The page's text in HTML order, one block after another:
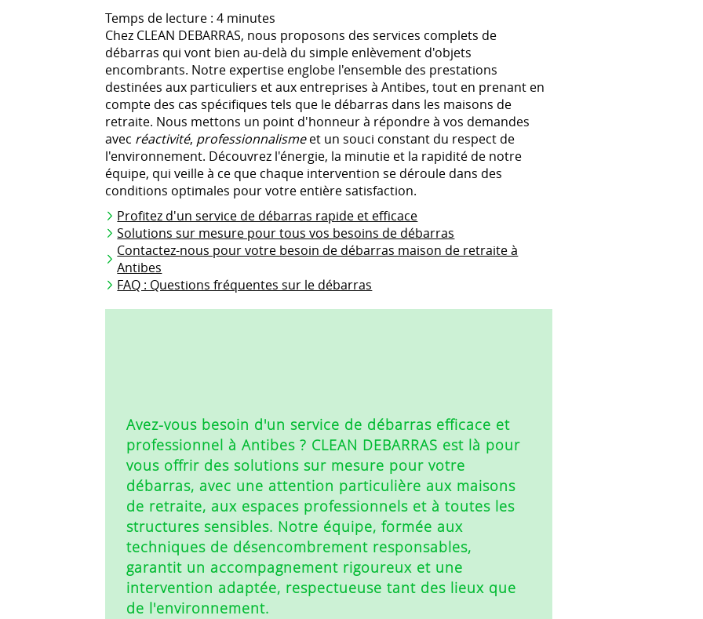
Temps de lecture : 4 minutes
Chez CLEAN DEBARRAS, nous proposons des services complets de
débarras qui vont bien au-delà du simple enlèvement d'objets
encombrants. Notre expertise englobe l'ensemble des prestations
destinées aux particuliers et aux entreprises à Antibes, tout en prenant en
compte des cas spécifiques tels que le débarras dans les maisons de
retraite. Nous mettons un point d'honneur à répondre à vos demandes
avec réactivité, professionnalismeet un souci constant du respect de
l'environnement. Découvrez l'énergie, la minutie et la rapidité de notre
équipe, qui veille à ce que chaque intervention se déroule dans des
conditions optimales pour votre entière satisfaction.
Profitez d'un service de débarras rapide et efficace
Solutions sur mesure pour tous vos besoins de débarras
Contactez-nous pour votre besoin de débarras maison de retraite à
Antibes
FAQ : Questions fréquentes sur le débarras
Avez-vous besoin d'un service de débarras efficace et
professionnel à Antibes ? CLEAN DEBARRAS est là pour
vous offrir des solutions sur mesure pour votre
débarras, avec une attention particulière aux maisons
de retraite, aux espaces professionnels et à toutes les
structures sensibles. Notre équipe, formée aux
techniques de désencombrement responsables,
garantit un accompagnement rigoureux et une
intervention adaptée, respectueuse tant des lieux que
de l'environnement.